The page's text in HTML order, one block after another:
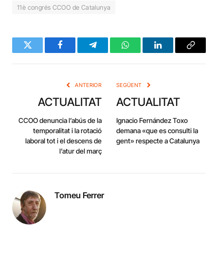
11è congrés CCOO de Catalunya
Twitter FacebookTelegramWhatsAppLinkedInCopy
ANTERIOR
ACTUALITAT
CCOO denuncia l’abús de la
temporalitat i la rotació
laboral tot i el descens de
l’atur del març
SEGÜENT
ACTUALITAT
Ignacio Fernández Toxo
demana «que es consulti la
gent» respecte a Catalunya
Tomeu Ferrer